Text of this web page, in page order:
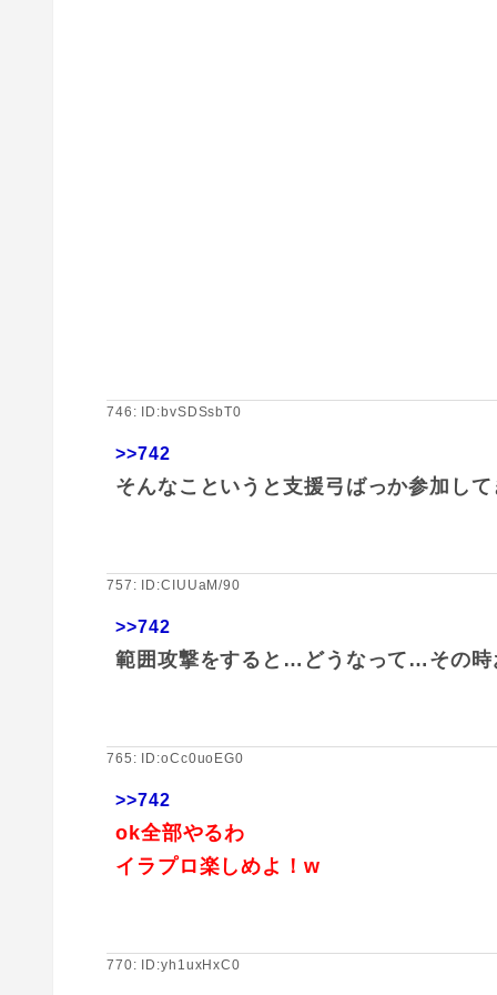
746: ID:bvSDSsbT0
>>742
そんなこというと支援弓ばっか参加し
757: ID:CIUUaM/90
>>742
範囲攻撃をすると…どうなって…その時
765: ID:oCc0uoEG0
>>742
ok全部やるわ
イラプロ楽しめよ！w
770: ID:yh1uxHxC0